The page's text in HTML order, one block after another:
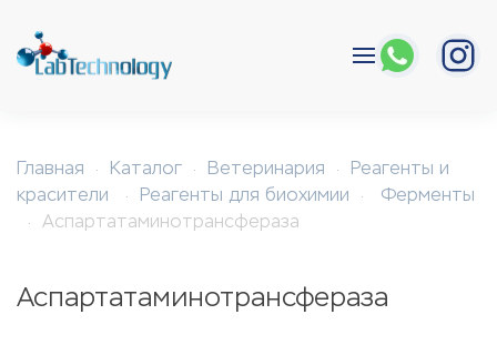
Перейти к содержимому
Главная Каталог Ветеринария
Реагенты и
красители
Реагенты для биохимии
Ферменты
Аспартатаминотрансфераза
Аспартатаминотрансфераза